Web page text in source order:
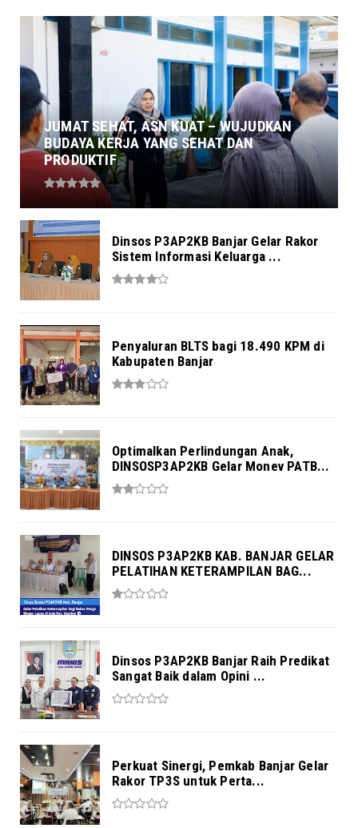
JUMAT SEHAT, ASN KUAT – WUJUDKAN
BUDAYA KERJA YANG SEHAT DAN
PRODUKTIF
Dinsos P3AP2KB Banjar Gelar Rakor
Sistem Informasi Keluarga ...
Penyaluran BLTS bagi 18.490 KPM di
Kabupaten Banjar
Optimalkan Perlindungan Anak,
DINSOSP3AP2KB Gelar Monev PATB...
DINSOS P3AP2KB KAB. BANJAR GELAR
PELATIHAN KETERAMPILAN BAG...
Dinsos P3AP2KB Banjar Raih Predikat
Sangat Baik dalam Opini ...
Perkuat Sinergi, Pemkab Banjar Gelar
Rakor TP3S untuk Perta...